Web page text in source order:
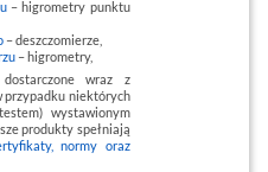
– higrometry punktu
– deszczomierze,
– higrometry,
dostarczone wraz z
przypadku niektórych
wystawionym
produkty spełniają
normy oraz